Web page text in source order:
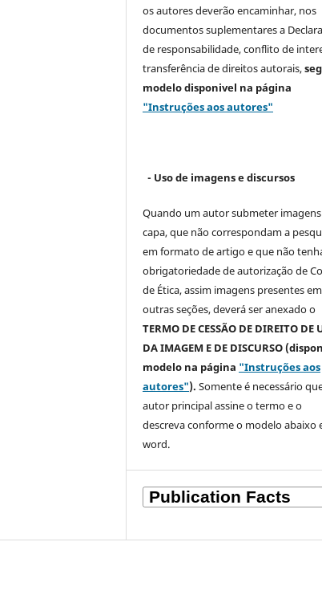
os autores deverão encaminhar, nos
documentos suplementares a
de responsabilidade, conflito de
transferência de direitos autorais,
modelodisponivel na página
"Instruções aos autores"
- Uso de imagens e discursos
Quando um autor submeter
capa, que não correspondam a
em formato de artigo e que não
obrigatoriedade de autorização de
de Ética, assim imagens presentes em
outras seções, deverá ser anexado o
TERMO DE CESSÃO DE DIREITO DE
DA IMAGEM E DE DISCURSO
modelo na página "Instruções aos
autores"). Somente é necessário
autor principal assine o termo e o
descrevaconforme o modelo abaixo
word.